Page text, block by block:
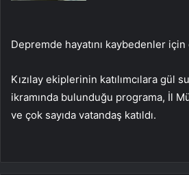
Depremde hayatını kaybedenler
Kızılay ekiplerinin katılımcılara gül
ikramında bulunduğu programa, İl
ve çok sayıda vatandaş katıldı.